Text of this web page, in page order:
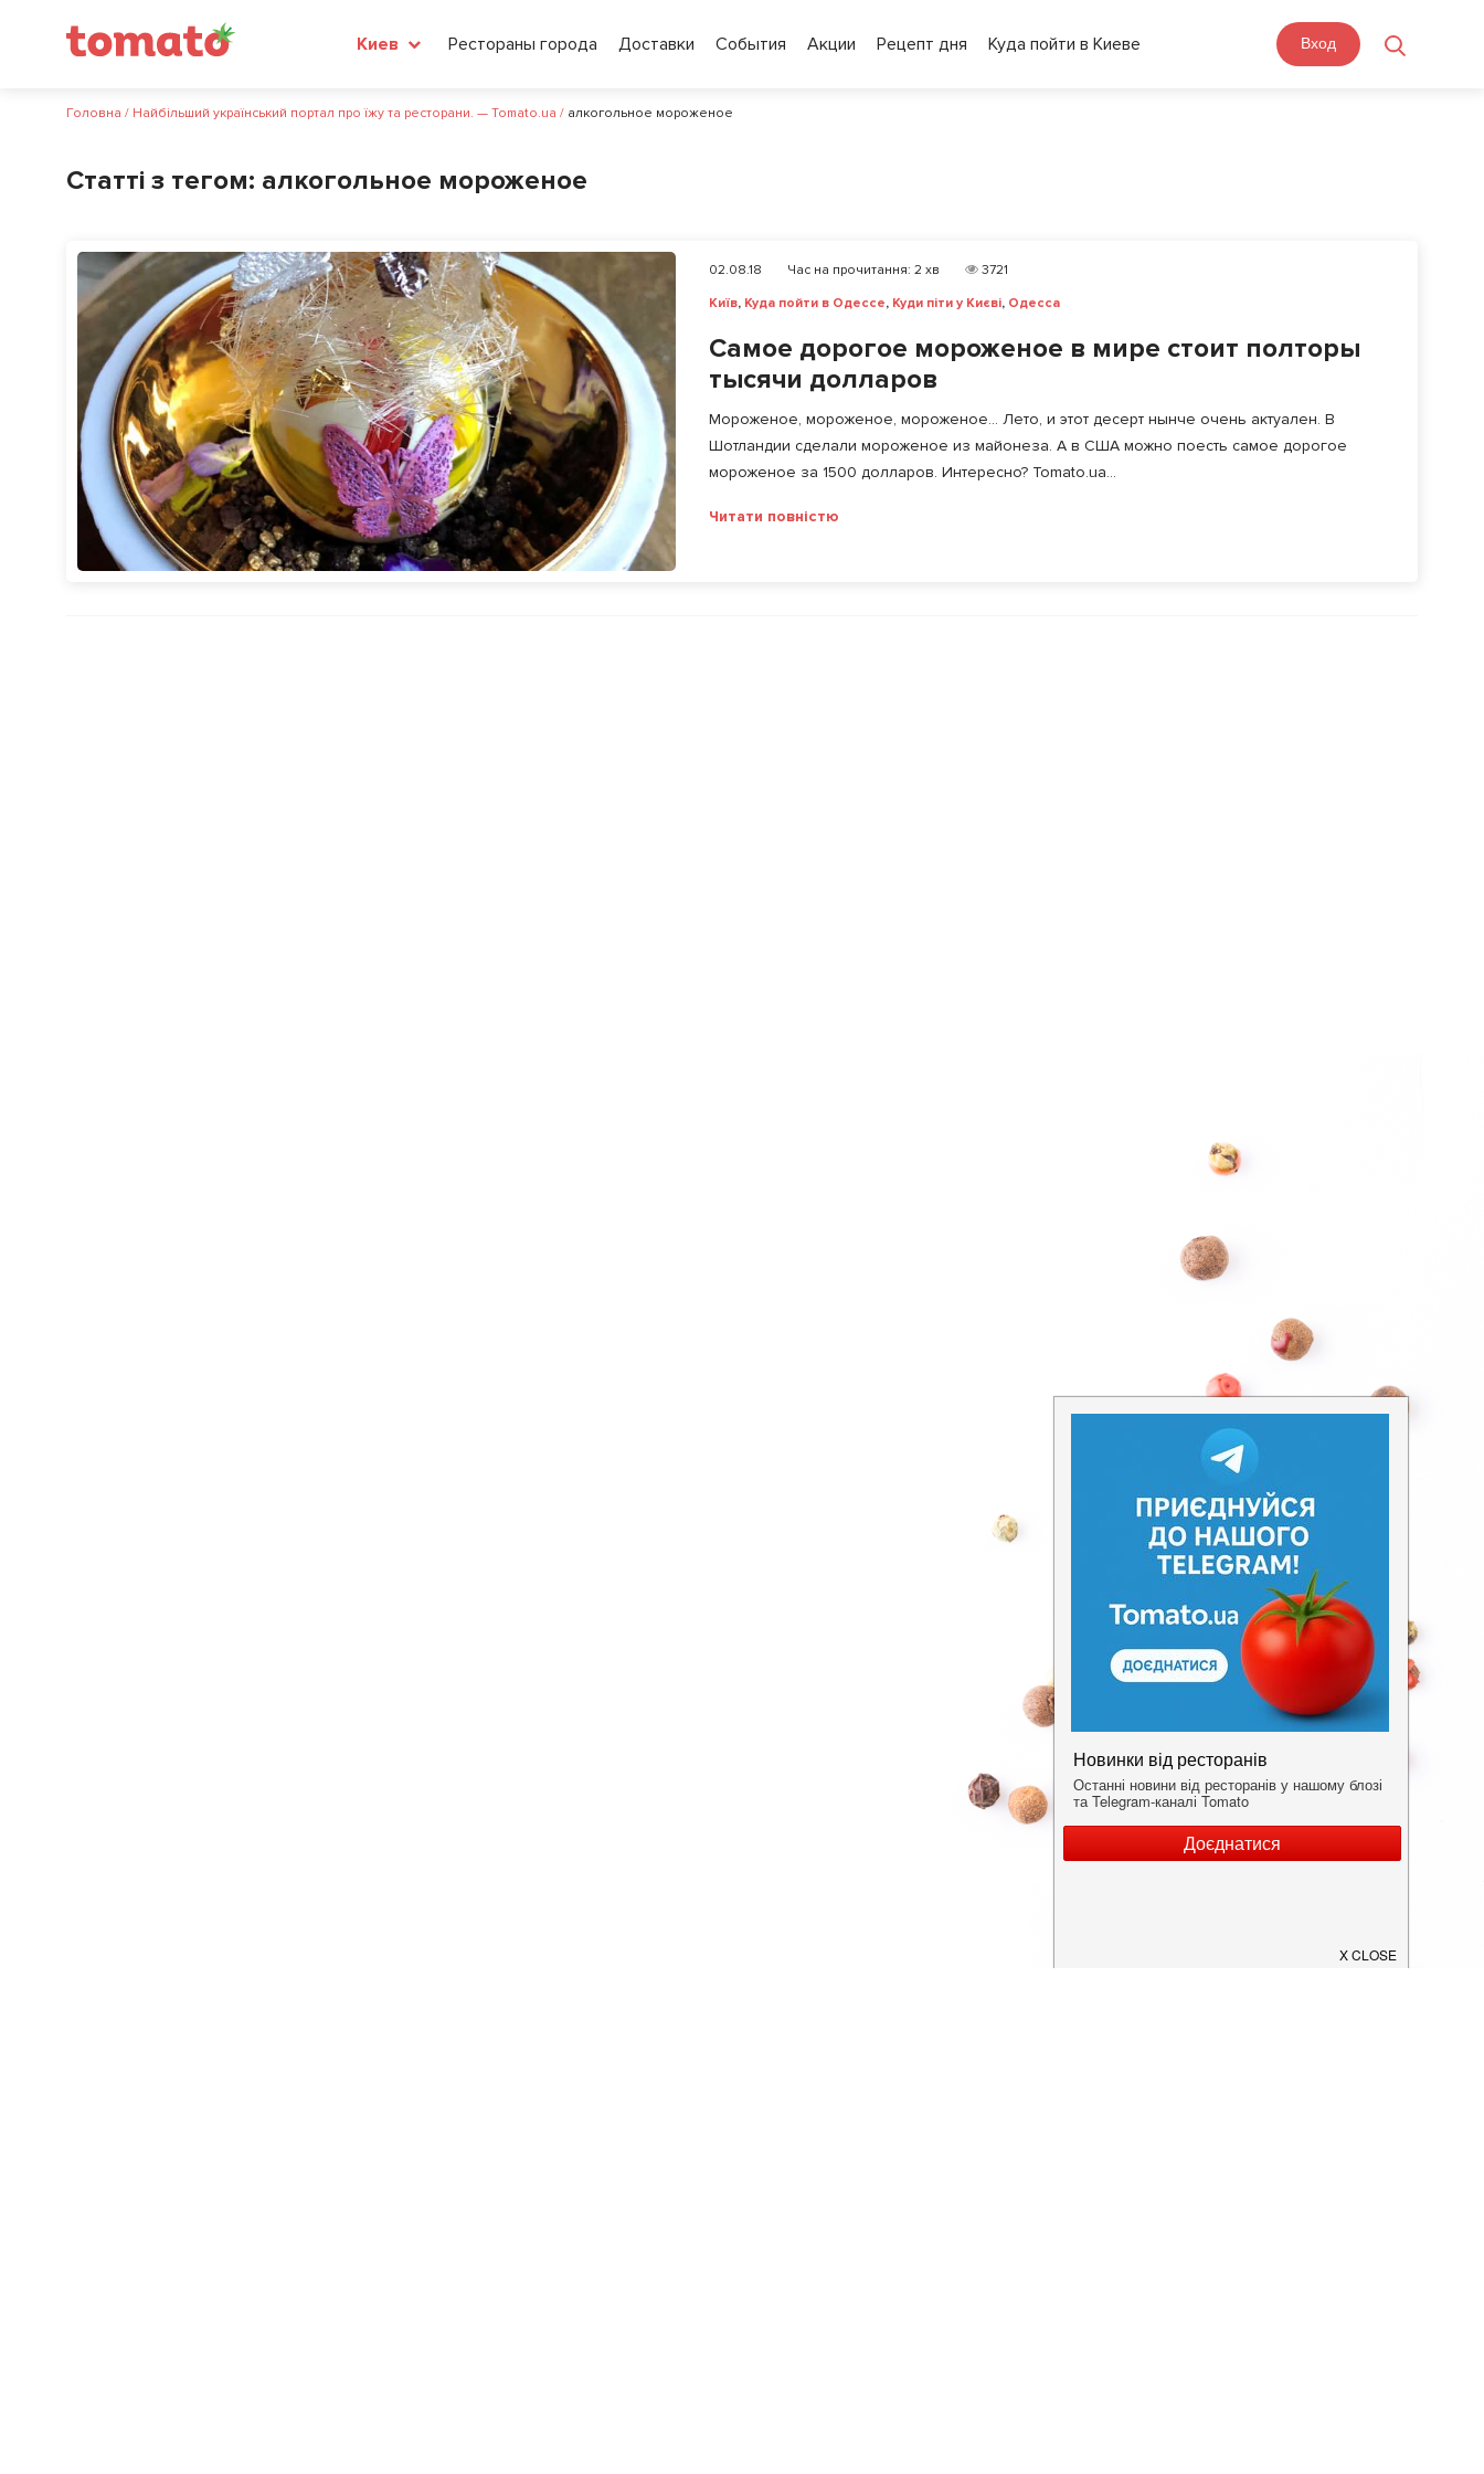
Киев Рестораны города Доставки События Акции Рецепт дня Куда пойти в Киеве Вход
Головна / Найбільший український портал про їжу та ресторани. — Tomato.ua / алкогольное мороженое
Статті з тегом: алкогольное мороженое
02.08.18 Час на прочитання: 2 хв
3721
Київ, Куда пойти в Одессе, Куди піти у Києві, Одесса
Самое дорогое мороженое в мире стоит полторы
тысячи долларов
Мороженое, мороженое, мороженое… Лето, и этот десерт нынче очень актуален. В
Шотландии сделали мороженое из майонеза. А в США можно поесть самое дорогое
мороженое за 1500 долларов. Интересно? Tomato.ua...
Читати повністю